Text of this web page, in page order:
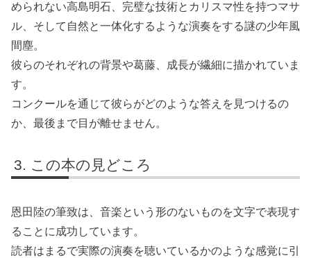
められない高島明石、完璧な技術とカリスマ性を持つマサ
ル、そして自然と一体化するような演奏をする謎の少年風
間塵。
彼らのそれぞれの背景や葛藤、成長が繊細に描かれていま
す。
コンクールを通じて彼らがどのような答えを見つけるの
か、最後まで目が離せません。
この本の見どころ
恩田陸の筆致は、音楽という形のないものを文字で表現す
ることに成功しています。
読者はまるで実際の演奏を聴いているかのような感覚に引